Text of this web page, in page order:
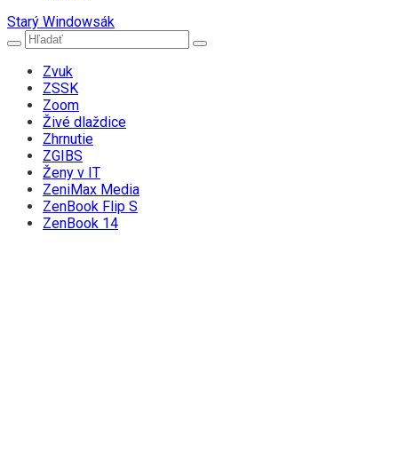
Starý Windowsák
Zvuk
ZSSK
Zoom
Živé dlaždice
Zhrnutie
ZGIBS
Ženy v IT
ZeniMax Media
ZenBook Flip S
ZenBook 14